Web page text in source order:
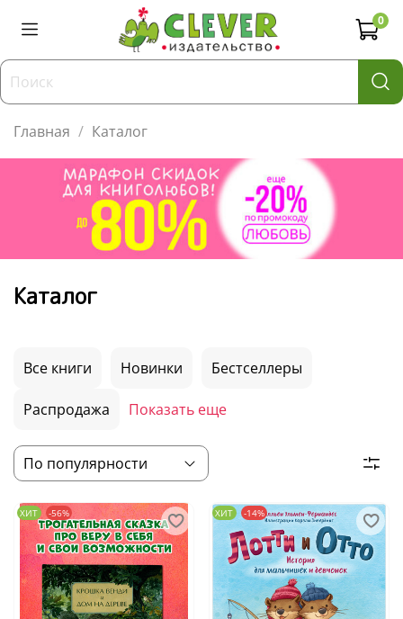
0
Главная Каталог
Каталог
Все книги Новинки Бестселлеры
Распродажа Показать еще
ХИТ -56% ХИТ -14%